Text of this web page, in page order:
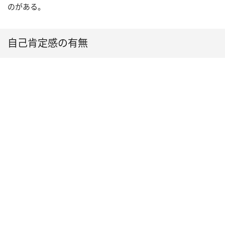
のがある。
自己肯定感の有無